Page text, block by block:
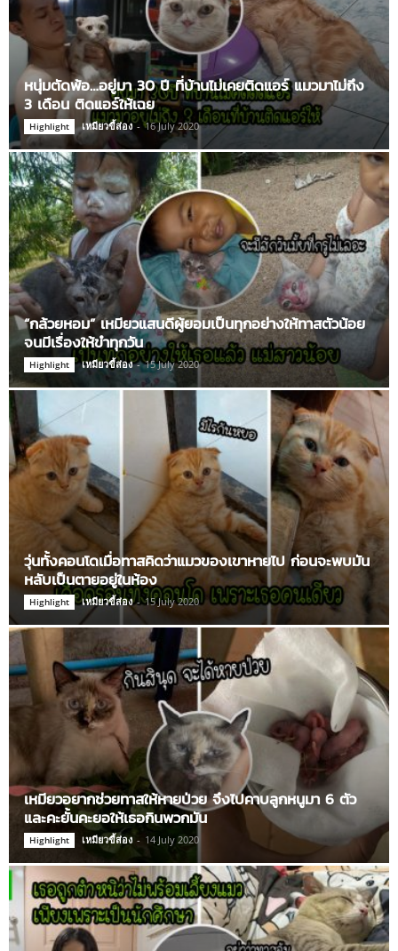
หนุ่มตัดพ้อ…อยู่มา 30 ปี ที่บ้านไม่เคยติดแอร์ แมวมาไม่ถึง
3 เดือน ติดแอร์ให้เฉย
Highlight เหมียวขี้ส่อง - 16 July 2020
“กล้วยหอม” เหมียวแสนดีผู้ยอมเป็นทุกอย่างให้ทาสตัวน้อย
จนมีเรื่องให้ขำทุกวัน
Highlight เหมียวขี้ส่อง - 15 July 2020
วุ่นทั้งคอนโดเมื่อทาสคิดว่าแมวของเขาหายไป ก่อนจะพบมัน
หลับเป็นตายอยู่ในห้อง
Highlight เหมียวขี้ส่อง - 15 July 2020
เหมียวอยากช่วยทาสให้หายป่วย จึงไปคาบลูกหนูมา 6 ตัว
และคะยั้นคะยอให้เธอกินพวกมัน
Highlight เหมียวขี้ส่อง - 14 July 2020